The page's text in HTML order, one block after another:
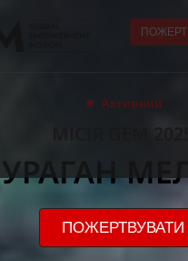
Активний
МІСІЯ GEM 2025
УРАГАН
ПОЖЕРТВУВАТИ